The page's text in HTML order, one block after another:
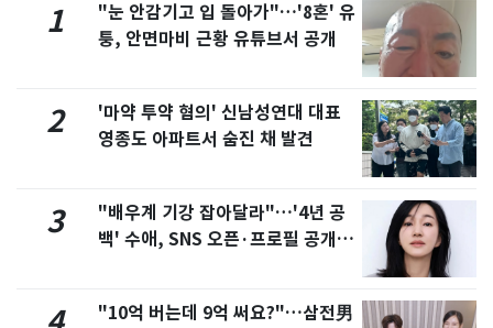
1
"눈 안감기고 입 돌아가"…'8혼' 유
퉁, 안면마비 근황 유튜브서 공개
2
'마약 투약 혐의' 신남성연대 대표
영종도 아파트서 숨진 채 발견
3
"배우계 기강 잡아달라"…'4년 공
백' 수애, SNS 오픈·프로필 공개
"10억 버는데 9억 써요?"…삼전男